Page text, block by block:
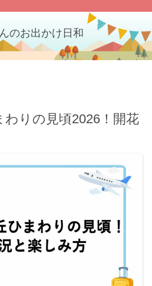
のお出かけ日和
りの見頃2026！開花